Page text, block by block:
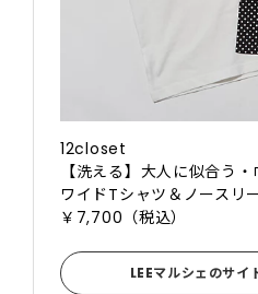
12closet
【洗える】大人に似合う
ワイドTシャツ＆ノースリ
￥7,700（税込）
LEEマルシェのサイ